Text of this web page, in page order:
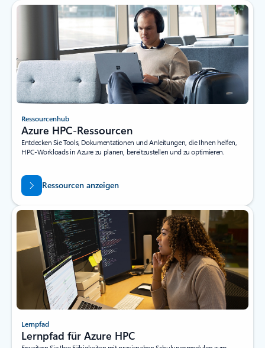
Ressourcenhub
Azure HPC-Ressourcen
Entdecken Sie Tools, Dokumentationen und Anleitungen, die Ihnen helfen,
HPC-Workloads in Azure zu planen, bereitzustellen und zu optimieren.
Ressourcen anzeigen
Lernpfad
Lernpfad für Azure HPC